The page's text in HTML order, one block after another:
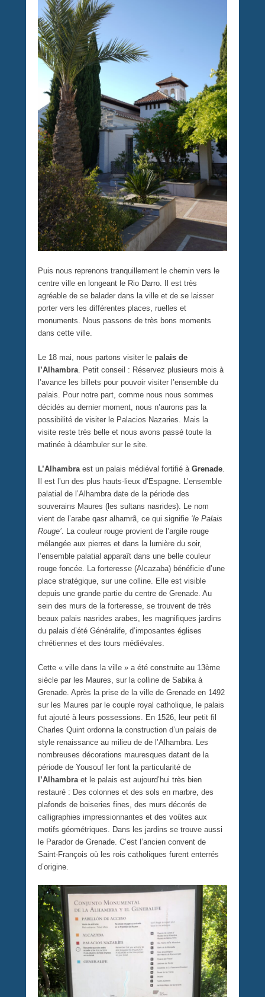
Puis nous reprenons tranquillement le chemin vers le
centre ville en longeant le Rio Darro. Il est très
agréable de se balader dans la ville et de se laisser
porter vers les différentes places, ruelles et
monuments. Nous passons de très bons moments
dans cette ville.
Le 18 mai, nous partons visiter le palais de
l’Alhambra . Petit conseil : Réservez plusieurs mois à
l’avance les billets pour pouvoir visiter l’ensemble du
palais. Pour notre part, comme nous nous sommes
décidés au dernier moment, nous n’aurons pas la
possibilité de visiter le Palacios Nazaries. Mais la
visite reste très belle et nous avons passé toute la
matinée à déambuler sur le site.
L’Alhambra est un palais médiéval fortifié à Grenade
Il est l’un des plus hauts-lieux d’Espagne. L’ensemble
palatial de l’Alhambra date de la période des
souverains Maures (les sultans nasrides). Le nom
vient de l’arabe qasr alhamrã, ce qui signifie ‘le Palais
Rouge’ . La couleur rouge provient de l’argile rouge
mélangée aux pierres et dans la lumière du soir,
l’ensemble palatial apparaît dans une belle couleur
rouge foncée. La forteresse (Alcazaba) bénéficie d’une
place stratégique, sur une colline. Elle est visible
depuis une grande partie du centre de Grenade. Au
sein des murs de la forteresse, se trouvent de très
beaux palais nasrides arabes, les magnifiques jardins
du palais d’été Généralife, d’imposantes églises
chrétiennes et des tours médiévales.
Cette « ville dans la ville » a été construite au 13ème
siècle par les Maures, sur la colline de Sabika à
Grenade. Après la prise de la ville de Grenade en 1492
sur les Maures par le couple royal catholique, le palais
fut ajouté à leurs possessions. En 1526, leur petit fil
Charles Quint ordonna la construction d’un palais de
style renaissance au milieu de de l’Alhambra. Les
nombreuses décorations mauresques datant de la
période de Yousouf Ier font la particularité de
l’Alhambra et le palais est aujourd’hui très bien
restauré : Des colonnes et des sols en marbre, des
plafonds de boiseries fines, des murs décorés de
calligraphies impressionnantes et des voûtes aux
motifs géométriques. Dans les jardins se trouve aussi
le Parador de Grenade. C’est l’ancien convent de
Saint-François où les rois catholiques furent enterrés
d’origine.